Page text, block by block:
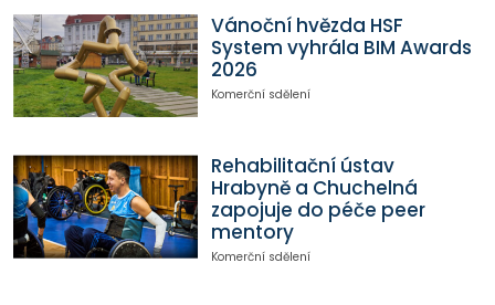
Vánoční hvězda HSF
System vyhrála BIM Awards
2026
Komerční sdělení
Rehabilitační ústav
Hrabyně a Chuchelná
zapojuje do péče peer
mentory
Komerční sdělení